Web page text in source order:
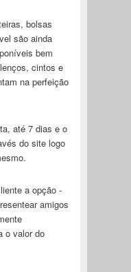
bolsas
são ainda
bem
cintos e
na perfeição
até 7 dias e o
do site logo
a opção -
amigos
o valor do